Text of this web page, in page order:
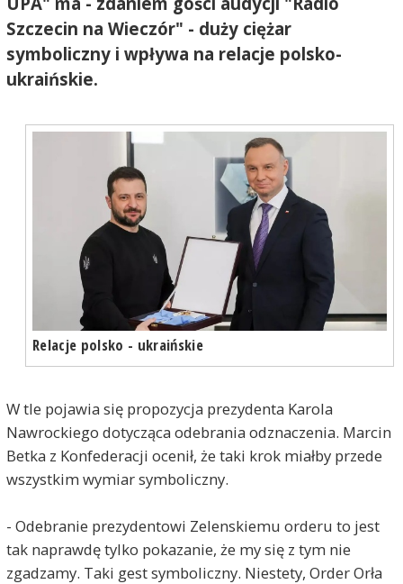
Szczecin na Wieczór" - duży ciężar
symboliczny i wpływa na relacje polsko-
ukraińskie.
Relacje polsko - ukraińskie
W tle pojawia się propozycja prezydenta Karola
Nawrockiego dotycząca odebrania odznaczenia. Marcin
Betka z Konfederacji ocenił, że taki krok miałby przede
wszystkim wymiar symboliczny.
- Odebranie prezydentowi Zelenskiemu orderu to jest
tak naprawdę tylko pokazanie, że my się z tym nie
zgadzamy. Taki gest symboliczny. Niestety, Order Orła